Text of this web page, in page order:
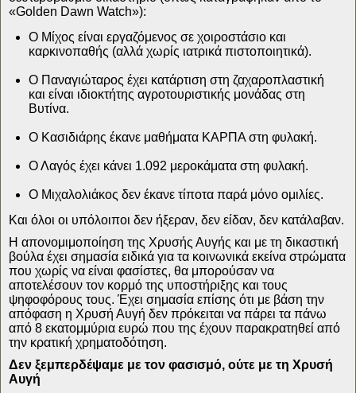
«Golden Dawn Watch»):
Ο Μίχος είναι εργαζόμενος σε χοιροστάσιο και
καρκινοπαθής (αλλά χωρίς ιατρικά πιστοποιητικά).
Ο Παναγιώταρος έχει κατάρτιση στη ζαχαροπλαστική
και είναι ιδιοκτήτης αγροτουριστικής μονάδας στη
Βυτίνα.
Ο Κασιδιάρης έκανε μαθήματα ΚΑΡΠΑ στη φυλακή.
Ο Λαγός έχει κάνει 1.092 μεροκάματα στη φυλακή.
Ο Μιχαλολιάκος δεν έκανε τίποτα παρά μόνο ομιλίες.
Και όλοι οι υπόλοιποι δεν ήξεραν, δεν είδαν, δεν κατάλαβαν.
Η απονομιμοποίηση της Χρυσής Αυγής και με τη δικαστική
βούλα έχει σημασία ειδικά για τα κοινωνικά εκείνα στρώματα
που χωρίς να είναι φασίστες, θα μπορούσαν να
αποτελέσουν τον κορμό της υποστήριξης και τους
ψηφοφόρους τους. Έχει σημασία επίσης ότι με βάση την
απόφαση η Χρυσή Αυγή δεν πρόκειται να πάρει τα πάνω
από 8 εκατομμύρια ευρώ που της έχουν παρακρατηθεί από
την κρατική χρηματοδότηση.
Δεν ξεμπερδέψαμε με τον φασισμό, ούτε με τη Χρυσή
Αυγή